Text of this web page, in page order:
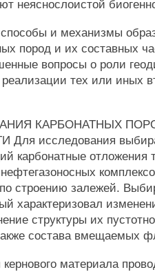
неяснослоистой
и механизмы
пород и их составных
вопросы о роли
тех или иных
КАРБОНАТНЫХ
исследования
карбонатные отложения
строению залежей.
характеризовал
структуры их
состава вмещаемых
материала